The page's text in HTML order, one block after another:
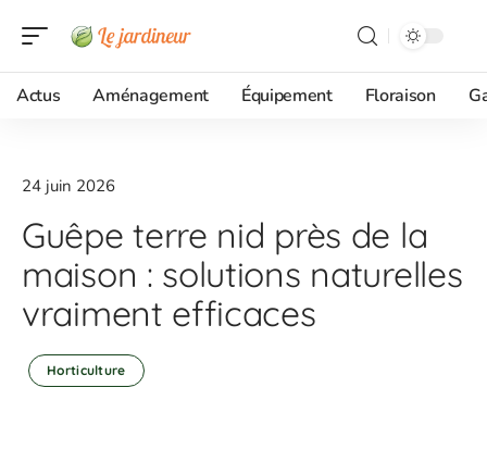
Actus Aménagement Équipement Floraison
24 juin 2026
Guêpe terre nid près de la
maison : solutions naturelles
vraiment efficaces
Horticulture